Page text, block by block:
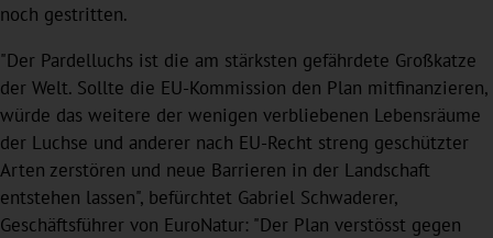
noch gestritten.
"Der Pardelluchs ist die am stärksten gefährdete Großkatze
der Welt. Sollte die EU-Kommission den Plan mitfinanzieren,
würde das weitere der wenigen verbliebenen Lebensräume
der Luchse und anderer nach EU-Recht streng geschützter
Arten zerstören und neue Barrieren in der Landschaft
entstehen lassen", befürchtet Gabriel Schwaderer,
Geschäftsführer von EuroNatur: "Der Plan verstösst gegen